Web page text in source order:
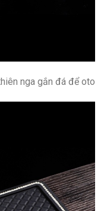
nga gắn đá để oto